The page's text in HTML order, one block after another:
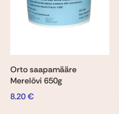
Orto saapamääre
Merelõvi 650g
8.20€